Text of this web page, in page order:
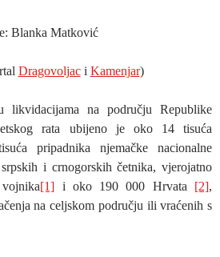
Blanka Matković
Dragovoljaci Kamenjar)
likvidacijama na području Republike
rata ubijeno je oko 14 tisuća
pripadnika njemačke nacionalne
i crnogorskih četnika, vjerojatno
[1] i oko 190 000 Hrvata [2],
na celjskom području ili vraćenih s